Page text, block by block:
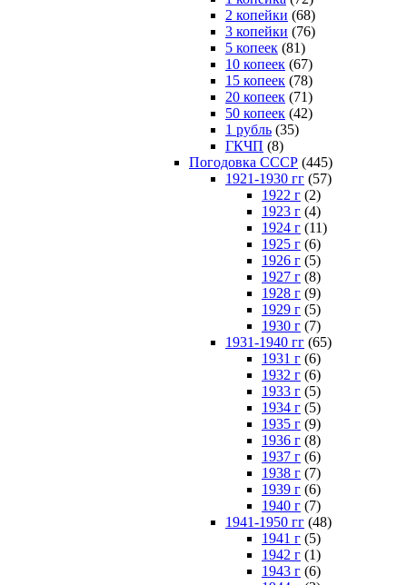
2 копейки (68)
3 копейки (76)
5 копеек (81)
10 копеек (67)
15 копеек (78)
20 копеек (71)
50 копеек (42)
1 рубль (35)
ГКЧП (8)
Погодовка СССР (445)
1921-1930 гг (57)
1922 г (2)
1923 г (4)
1924 г (11)
1925 г (6)
1926 г (5)
1927 г (8)
1928 г (9)
1929 г (5)
1930 г (7)
1931-1940 гг (65)
1931 г (6)
1932 г (6)
1933 г (5)
1934 г (5)
1935 г (9)
1936 г (8)
1937 г (6)
1938 г (7)
1939 г (6)
1940 г (7)
1941-1950 гг (48)
1941 г (5)
1942 г (1)
1943 г (6)